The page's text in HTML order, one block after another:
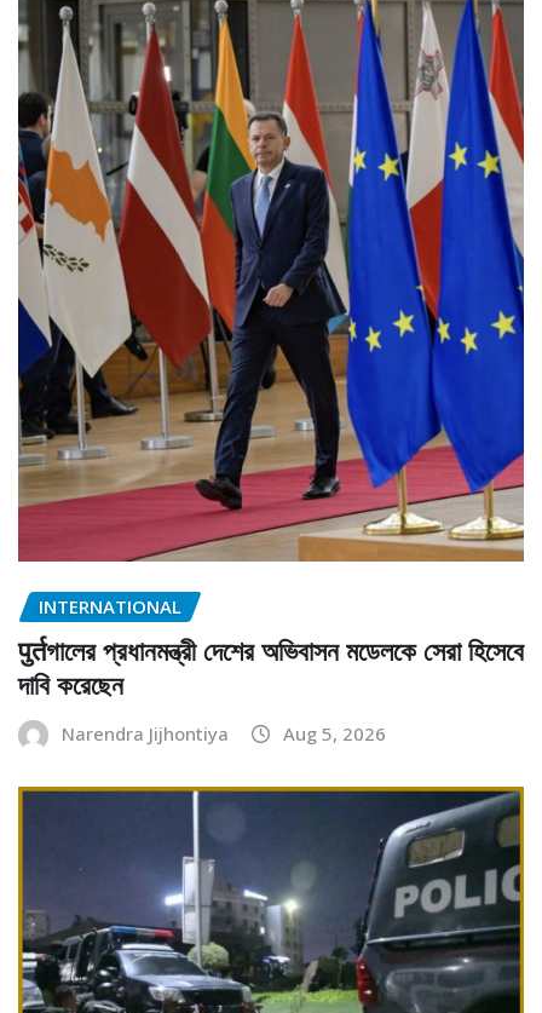
INTERNATIONAL
पुर्तগালের প্রধানমন্ত্রী দেশের অভিবাসন মডেলকে সেরা হিসেবে
দাবি করেছেন
Narendra Jijhontiya Aug 5, 2026